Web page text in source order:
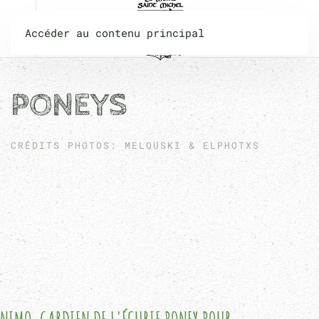
Accéder au contenu principal
PONEYS
CRÉDITS PHOTOS: MELOUSKI & ELPHOTXS